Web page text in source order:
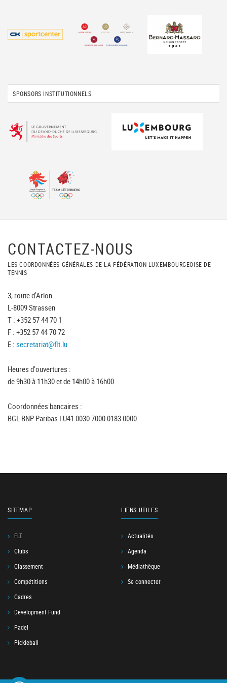
SPONSORS INSTITUTIONNELS
CONTACTEZ-NOUS
LES COORDONNÉES GÉNÉRALES DE LA FÉDÉRATION LUXEMBOURGEOISE DE
TENNIS
3, route d'Arlon
L-8009 Strassen
T : +352 57 44 70 1
F : +352 57 44 70 72
E : secretariat@flt.lu
Heures d'ouvertures :
de 9h30 à 11h30 et de 14h00 à 16h00
Coordonnées bancaires :
BGL BNP Paribas LU41 0030 7000 0183 0000
SITEMAP
FLT
Clubs
Classement
Compétitions
Cadres
Development Fund
Padel
Pickleball
LIENS UTILES
Actualités
Agenda
Médiathèque
Se connecter